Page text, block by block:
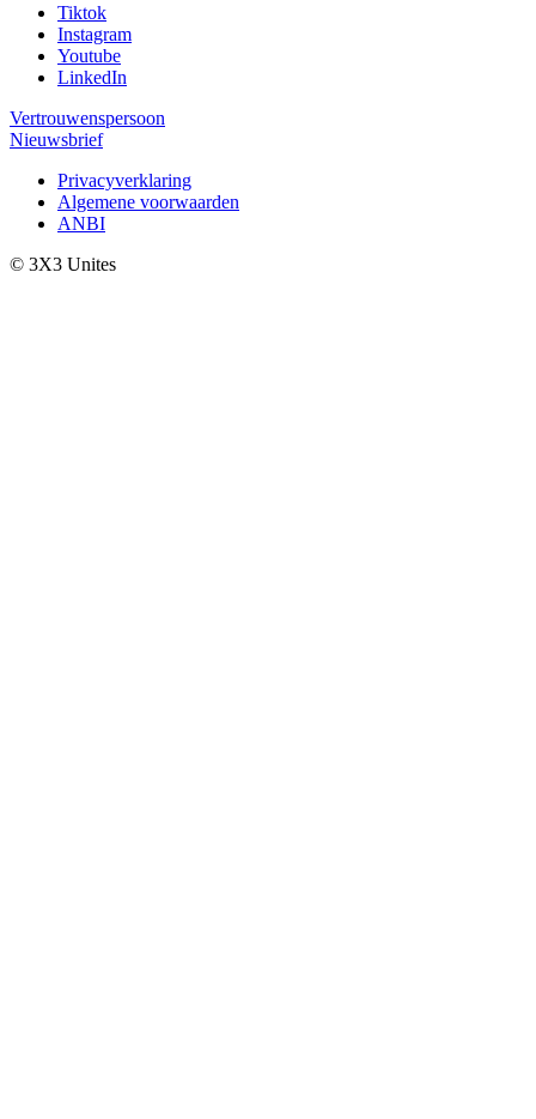
Tiktok
Instagram
Youtube
LinkedIn
Vertrouwenspersoon
Nieuwsbrief
Privacyverklaring
Algemene voorwaarden
ANBI
© 3X3 Unites